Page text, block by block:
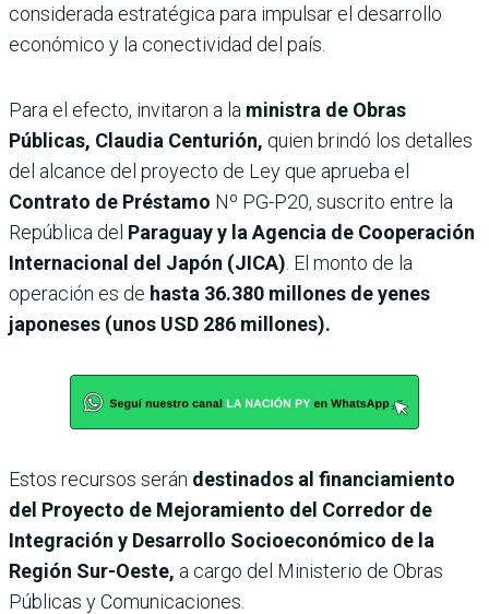
considerada estratégica para impulsar el desarrollo
económico y la conectividad del país.
Para el efecto, invitaron a la ministra de Obras
Públicas, Claudia Centurión, quien brindó los detalles
del alcance del proyecto de Ley que aprueba el
Contrato de Préstamo Nº PG-P20, suscrito entre la
República del Paraguay y la Agencia de Cooperación
Internacional del Japón (JICA) . El monto de la
operación es de hasta 36.380 millones de yenes
japoneses (unos USD 286 millones).
Estos recursos serán destinados al financiamiento
del Proyecto de Mejoramiento del Corredor de
Integración y Desarrollo Socioeconómico de la
Región Sur-Oeste, a cargo del Ministerio de Obras
Públicas y Comunicaciones.